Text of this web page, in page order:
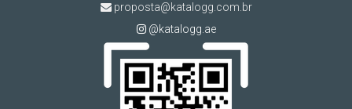
proposta@katalogg.com.br
@katalogg.ae